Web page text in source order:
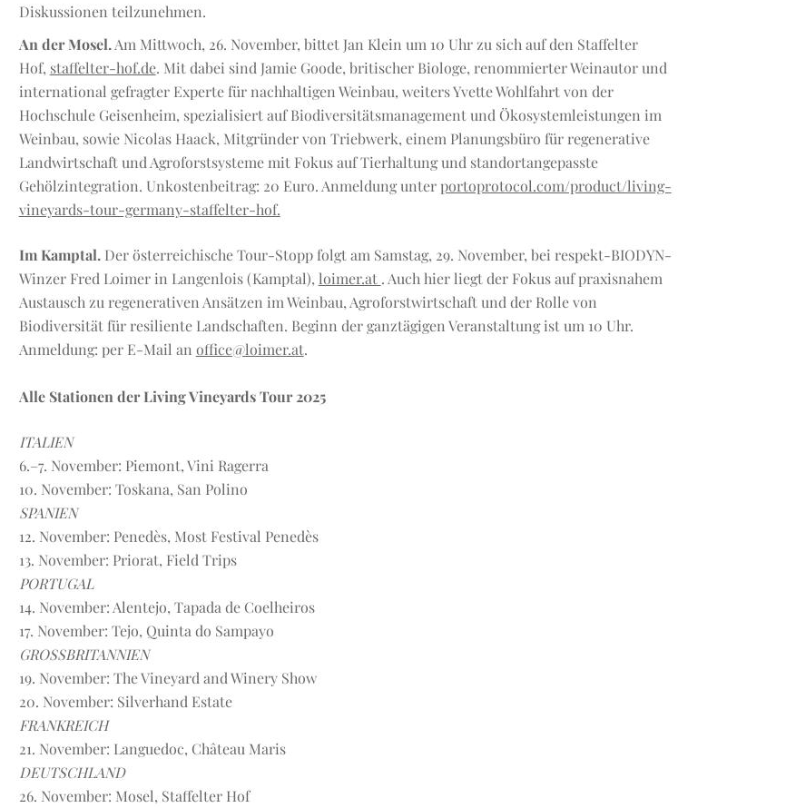
Diskussionen teilzunehmen.
An der Mosel.Am Mittwoch, 26. November, bittet Jan Klein um 10 Uhr zu sich auf den Staffelter
Hof, staffelter-hof.de. Mit dabei sind Jamie Goode, britischer Biologe, renommierter Weinautor und
international gefragter Experte für nachhaltigen Weinbau, weiters Yvette Wohlfahrt von der
Hochschule Geisenheim, spezialisiert auf Biodiversitätsmanagement und Ökosystemleistungen im
Weinbau, sowie Nicolas Haack, Mitgründer von Triebwerk, einem Planungsbüro für regenerative
Landwirtschaft und Agroforstsysteme mit Fokus auf Tierhaltung und standortangepasste
Gehölzintegration. Unkostenbeitrag: 20 Euro. Anmeldung unter portoprotocol.com/product/living-
vineyards-tour-germany-staffelter-hof.
Im Kamptal.Der österreichische Tour-Stopp folgt am Samstag, 29. November, bei respekt-BIODYN-
Winzer Fred Loimer in Langenlois (Kamptal), loimer.at . Auch hier liegt der Fokus auf praxisnahem
Austausch zu regenerativen Ansätzen im Weinbau, Agroforstwirtschaft und der Rolle von
Biodiversität für resiliente Landschaften. Beginn der ganztägigen Veranstaltung ist um 10 Uhr.
Anmeldung: per E-Mail an office@loimer.at.
Alle Stationen der Living Vineyards Tour 2025
ITALIEN
6.–7. November: Piemont, Vini Ragerra
10. November: Toskana, San Polino
SPANIEN
12. November: Penedès, Most Festival Penedès
13. November: Priorat, Field Trips
PORTUGAL
14. November: Alentejo, Tapada de Coelheiros
17. November: Tejo, Quinta do Sampayo
GROSSBRITANNIEN
19. November: The Vineyard and Winery Show
20. November: Silverhand Estate
FRANKREICH
21. November: Languedoc, Château Maris
DEUTSCHLAND
26. November: Mosel, Staffelter Hof